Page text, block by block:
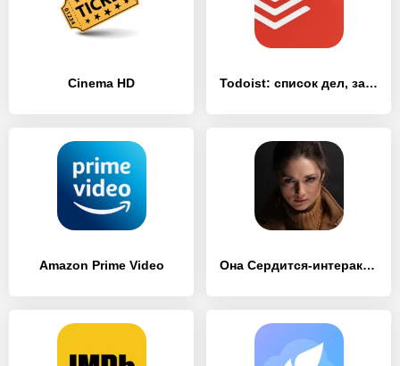
Cinema HD Todoist: список дел, задачи и напоминания
Amazon Prime Video Она Сердится-интерактив. кино